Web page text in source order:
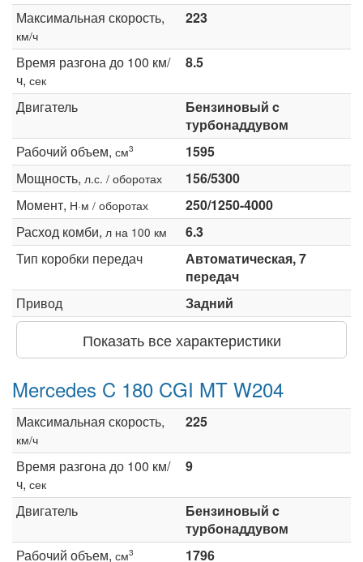
Максимальная скорость,
км/ч
223
Время разгона до 100 км/
ч, сек
8.5
Двигатель
Бензиновый c
турбонаддувом
Рабочий объем, см3
1595
Мощность, л.с. / оборотах
156/5300
Момент, Н·м / оборотах
250/1250-4000
Расход комби, л на 100 км
6.3
Тип коробки передач
Автоматическая, 7
передач
Привод
Задний
Показать все характеристики
Mercedes C 180 CGI MT W204
Максимальная скорость,
км/ч
225
Время разгона до 100 км/
ч, сек
9
Двигатель
Бензиновый c
турбонаддувом
Рабочий объем, см3 1796